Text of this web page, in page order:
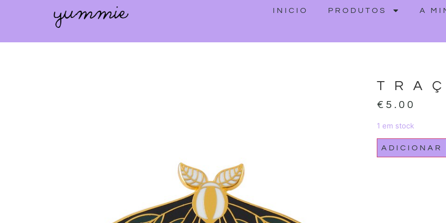
INICIO PRODUTOS A
€ 5.00
1 em stock
ADICIONAR